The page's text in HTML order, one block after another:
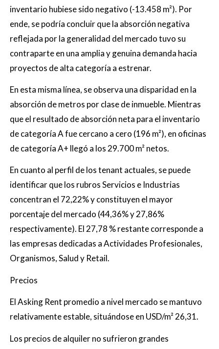
inventario hubiese sido negativo (-13.458 m²). Por
ende, se podría concluir que la absorción negativa
reflejada por la generalidad del mercado tuvo su
contraparte en una amplia y genuina demanda hacia
proyectos de alta categoría a estrenar.
En esta misma línea, se observa una disparidad en la
absorción de metros por clase de inmueble. Mientras
que el resultado de absorción neta para el inventario
de categoría A fue cercano a cero (196 m²), en oficinas
de categoría A+ llegó a los 29.700 m² netos.
En cuanto al perfil de los tenant actuales, se puede
identificar que los rubros Servicios e Industrias
concentran el 72,22% y constituyen el mayor
porcentaje del mercado (44,36% y 27,86%
respectivamente). El 27,78 % restante corresponde a
las empresas dedicadas a Actividades Profesionales,
Organismos, Salud y Retail.
Precios
El Asking Rent promedio a nivel mercado se mantuvo
relativamente estable, situándose en USD/m² 26,31.
Los precios de alquiler no sufrieron grandes